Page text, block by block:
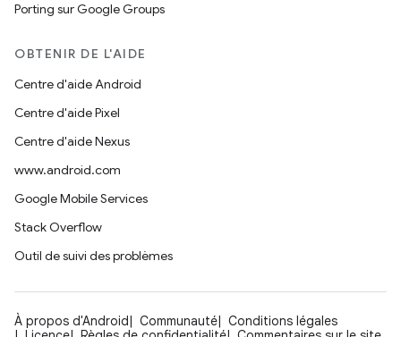
Porting sur Google Groups
OBTENIR DE L'AIDE
Centre d'aide Android
Centre d'aide Pixel
Centre d'aide Nexus
www.android.com
Google Mobile Services
Stack Overflow
Outil de suivi des problèmes
À propos d'Android Communauté
Conditions légales